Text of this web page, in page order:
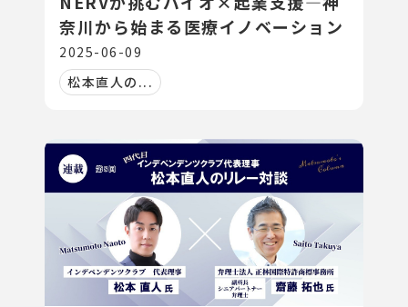
奈川から始まる医療イノベーション
2025-06-09
松本直人の...